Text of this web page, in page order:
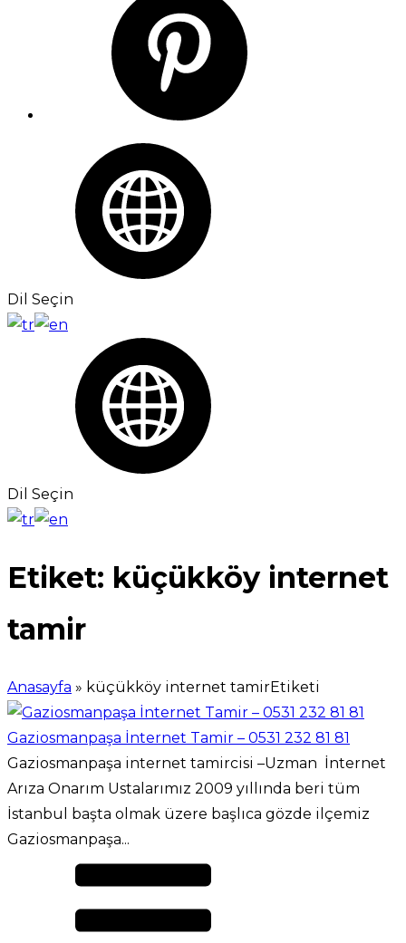
Dil Seçin
Dil Seçin
Etiket: küçükköy internet
tamir
Anasayfa » küçükköy internet tamirEtiketi
Gaziosmanpaşa İnternet Tamir – 0531 232 81 81
Gaziosmanpaşa internet tamircisi –Uzman İnternet
Arıza Onarım Ustalarımız 2009 yıllında beri tüm
İstanbul başta olmak üzere başlıca gözde ilçemiz
Gaziosmanpaşa...